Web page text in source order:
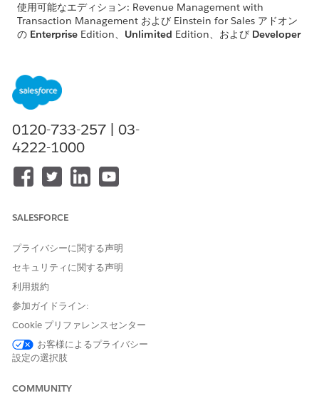
使用可能なエディション: Revenue Management with
Transaction Management および Einstein for Sales アドオン
の Enterprise Edition、 Unlimited Edition、および Developer
プロンプトビルダーなどの生成AI機能にアクセスするように
Einstein生成AI
見積用にパーソナライズされたメールのドラフトを作成するた
めのプロンプトテンプレートを作成するには、
ダーを有効 にして、「プロンプトテンプレートマネージャー」
および「プロンプトテンプレートユーザー」権限セットを関連
ユーザーに割り当てます。
「
Create a SalesEmail Prompt Template (セールスメールプ
ユーザーが見積ページで [
Einstein ボタンが表示されます。このボタンを使用して、パーソ
ナライズされたメールコンテンツを生成できます。必要に応じ
て、メールを送信する前に内容を変更できます。
0120-733-257 | 03-
4222-1000
SALESFORCE
プライバシーに関する声明
セキュリティに関する声明
利用規約
参加ガイドライン:
Cookie プリファレンスセンター
お客様によるプライバシー
設定の選択肢
COMMUNITY